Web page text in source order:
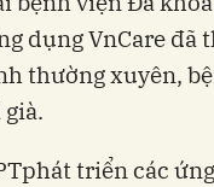
dụng VnCare đã
thường xuyên,
triển các